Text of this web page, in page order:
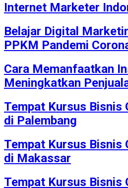
Internet Marketer
Belajar Digital
PPKM Pandemi
Cara Memanfaatkan
Meningkatkan
Tempat Kursus Bisnis
di Palembang
Tempat Kursus Bisnis
di Makassar
Tempat Kursus Bisnis